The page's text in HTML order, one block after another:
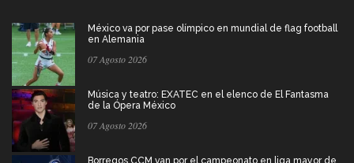
México va por pase olímpico en mundial de flag football
en Alemania
07 Agosto 2026
Música y teatro: EXATEC en el elenco de El Fantasma
de la Ópera México
07 Agosto 2026
Borregos CCM van por el campeonato en liga mayor de